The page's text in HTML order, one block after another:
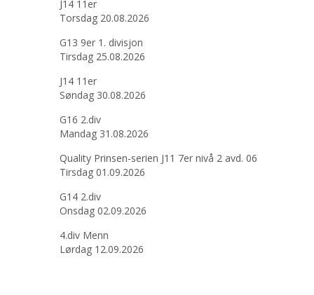
J14 11er
Torsdag 20.08.2026
G13 9er 1. divisjon
Tirsdag 25.08.2026
J14 11er
Søndag 30.08.2026
G16 2.div
Mandag 31.08.2026
Quality Prinsen-serien J11 7er nivå 2 avd. 06
Tirsdag 01.09.2026
G14 2.div
Onsdag 02.09.2026
4.div Menn
Lørdag 12.09.2026